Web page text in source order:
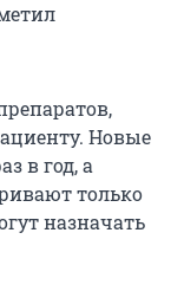
Новые
в год, а
только
назначать